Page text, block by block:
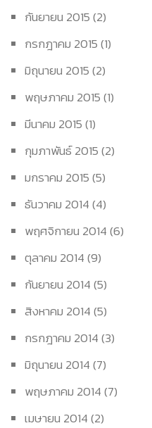
กันยายน 2015(2)
กรกฎาคม 2015(1)
มิถุนายน 2015(2)
พฤษภาคม 2015(1)
มีนาคม 2015(1)
กุมภาพันธ์ 2015(2)
มกราคม 2015(5)
ธันวาคม 2014(4)
พฤศจิกายน 2014(6)
ตุลาคม 2014(9)
กันยายน 2014(5)
สิงหาคม 2014(5)
กรกฎาคม 2014(3)
มิถุนายน 2014(7)
พฤษภาคม 2014(7)
เมษายน 2014(2)